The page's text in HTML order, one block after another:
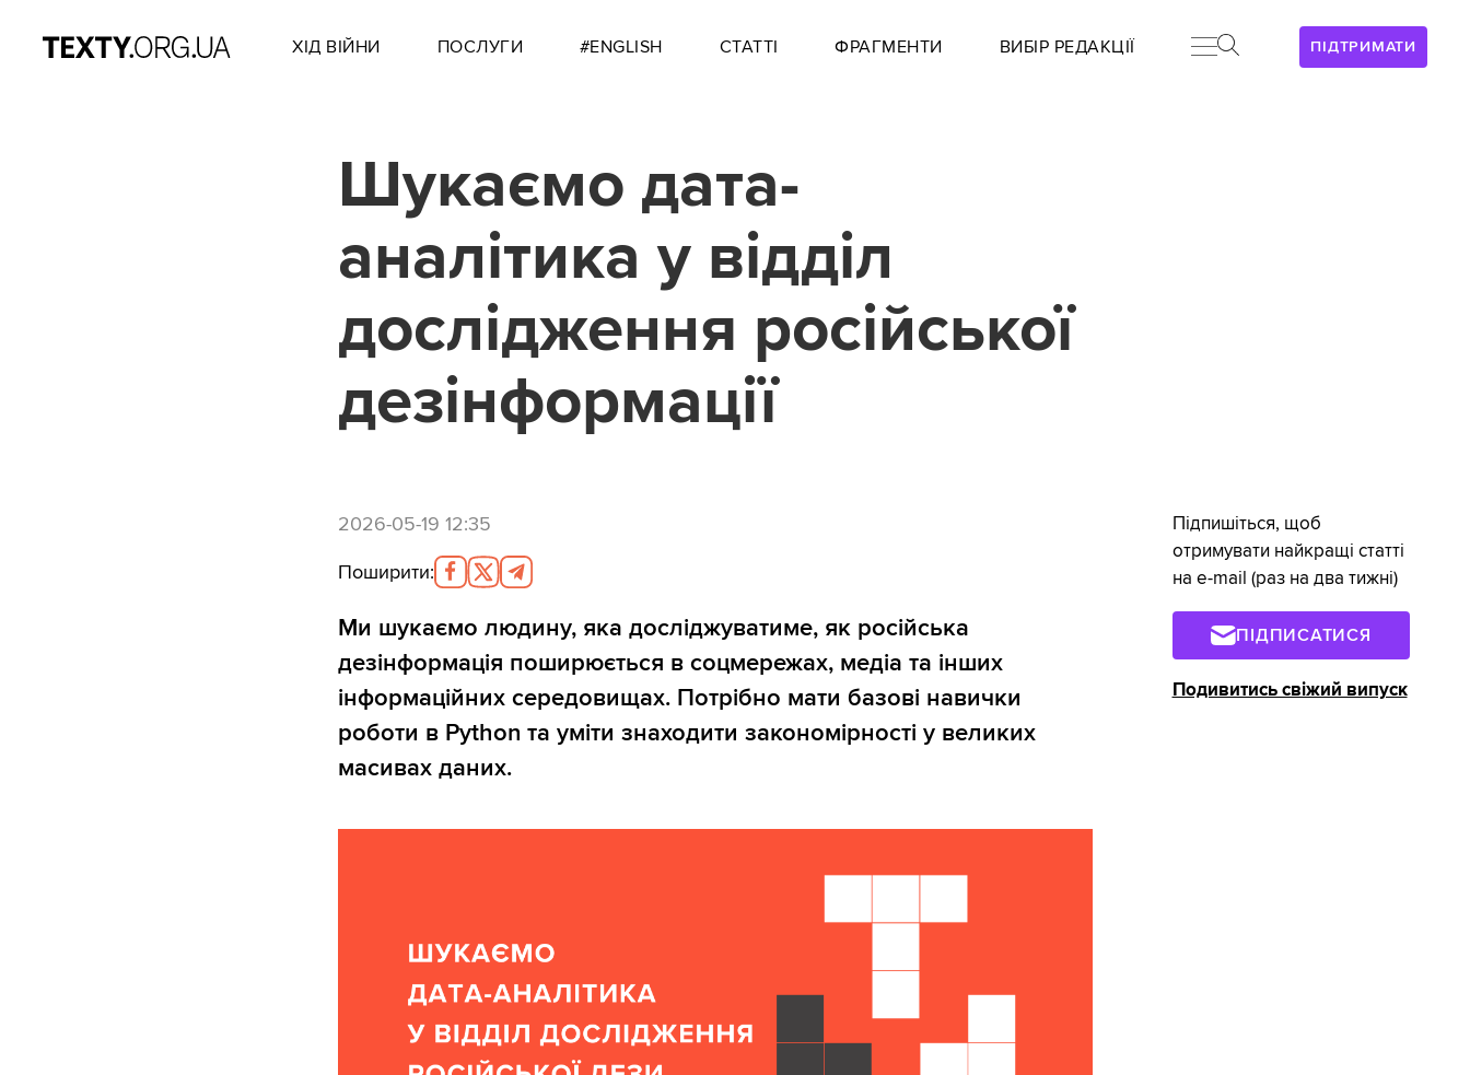
ПІДТРИМАТИ
ХІД ВІЙНИ ПОСЛУГИ #ENGLISH СТАТТІ ФРАГМЕНТИ ВИБІР РЕДАКЦІЇ
Шукаємо дата-
аналітика у відділ
дослідження російської
дезінформації
2026-05-19 12:35
Поширити:
Ми шукаємо людину, яка досліджуватиме, як російська
дезінформація поширюється в соцмережах, медіа та інших
інформаційних середовищах. Потрібно мати базові навички
роботи в Python та уміти знаходити закономірності у великих
масивах даних.
Підпишіться, щоб
отримувати найкращі статті
на e-mail (раз на два тижні)
ПІДПИСАТИСЯ
Подивитись свіжий випуск